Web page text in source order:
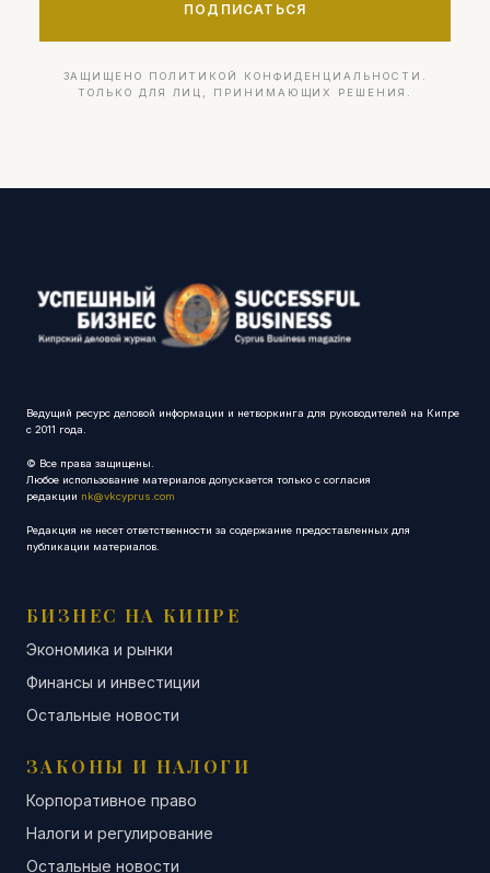
ПОДПИСАТЬСЯ
ЗАЩИЩЕНО ПОЛИТИКОЙ КОНФИДЕНЦИАЛЬНОСТИ.
ТОЛЬКО ДЛЯ ЛИЦ, ПРИНИМАЮЩИХ РЕШЕНИЯ.
Ведущий ресурс деловой информации и нетворкинга для руководителей на Кипре
с 2011 года.
© Все права защищены.
Любое использование материалов допускается только с согласия
редакции nk@vkcyprus.com
Редакция не несет ответственности за содержание предоставленных для
публикации материалов.
БИЗНЕС НА КИПРЕ
Экономика и рынки
Финансы и инвестиции
Остальные новости
ЗАКОНЫ И НАЛОГИ
Корпоративное право
Налоги и регулирование
Остальные новости